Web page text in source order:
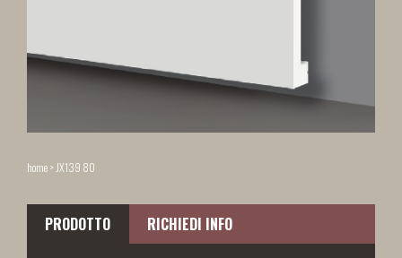
home> JX139 80
PRODOTTO RICHIEDI INFO